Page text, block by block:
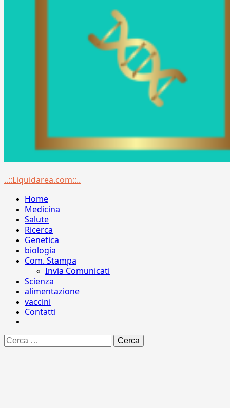
Menu
..::Liquidarea.com::..
Home
Medicina
Salute
Ricerca
Genetica
biologia
Com. Stampa
Invia Comunicati
Scienza
alimentazione
vaccini
Contatti
Ricerca
per: